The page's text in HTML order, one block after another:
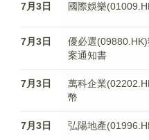
7月3日 國際娛樂
7月3日
優必選
案通知書
7月3日
萬科企業
幣
7月3日 弘陽地產